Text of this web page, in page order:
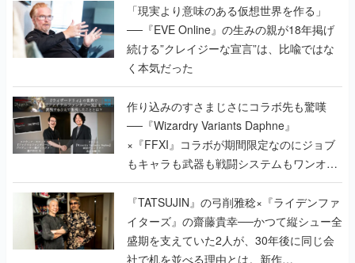
「現実より意味のある仮想世界を作る」
──『EVE Online』の生みの親が18年掲げ
続ける”クレイジーな宣言”は、比喩ではな
く本気だった
作り込みのすさまじさにコラボ先も驚嘆
──『Wizardry Variants Daphne』
×『FFXI』コラボが期間限定なのにジョブ
もキャラも武器も戦闘システムもワンオフ
で作り込まれた理由を両ディレクターに聞
く
『TATSUJIN』の弓削雅稔×『ライデンファ
イターズ』の齋藤貴幸──かつて縦シュー全
盛期を支えていた2人が、30年後に同じ会
社で机を並べる理由とは。新作